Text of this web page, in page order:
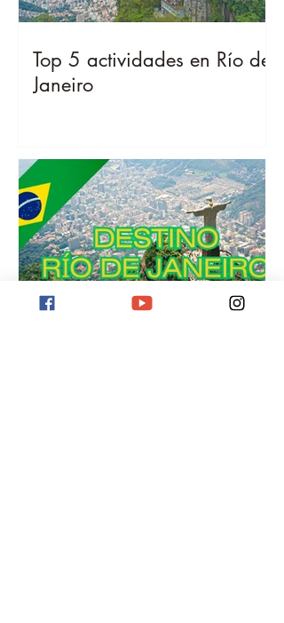
Top 5 actividades en Río de
Janeiro